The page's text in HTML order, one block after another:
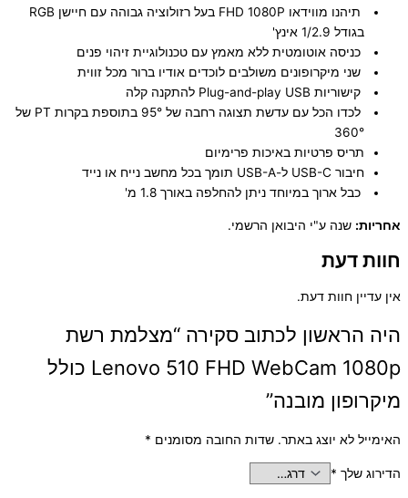
תיהנו מווידאו FHD 1080P בעל רזולוציה גבוהה עם חיישן RGB
בגודל 1/2.9 אינץ'
כניסה אוטומטית ללא מאמץ עם טכנולוגיית זיהוי פנים
שני מיקרופונים משולבים לוכדים אודיו ברור מכל זווית
קישוריות Plug-and-play USB להתקנה קלה
לכדו הכל עם עדשת תצוגה רחבה של 95° בתוספת בקרות PT של
360°
תריס פרטיות באיכות פרימיום
חיבור USB-C ל-USB-A תומך בכל מחשב נייח או נייד
כבל ארוך במיוחד ניתן להחלפה באורך 1.8 מ'
אחריות: שנה ע"י היבואן הרשמי.
חוות דעת
אין עדיין חוות דעת.
היה הראשון לכתוב סקירה “מצלמת רשת
Lenovo 510 FHD WebCam 1080p כולל
מיקרופון מובנה”
האימייל לא יוצג באתר. שדות החובה מסומנים *
הדירוג שלך *